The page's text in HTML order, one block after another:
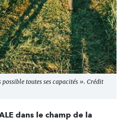
toutes ses capacités ». Crédit
dans le champ de la